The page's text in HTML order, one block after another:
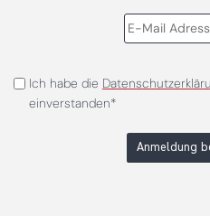
Ich habe die
einverstanden*
Anmeldung